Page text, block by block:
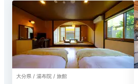
大分県 / 湯布院 / 旅館